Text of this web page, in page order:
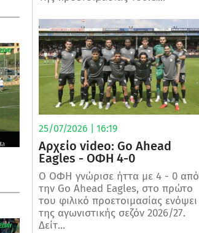
25/07/2026 | 16:19
Αρχείο video: Go Ahead
Eagles - ΟΦΗ 4-0
Ο ΟΦΗ γνώρισε ήττα με 4 - 0 από
την Go Ahead Eagles, στο πρώτο
του φιλικό προετοιμασίας ενόψει
της αγωνιστικής σεζόν 2026/27.
Δείτ...